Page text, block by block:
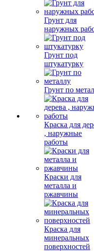
Грунт для
наружных
Грунт под
штукатурку
Грунт по
Краска для
, наружные
работы
Краски для
металла и
ржавчины
Краска для
минеральных
поверхностей